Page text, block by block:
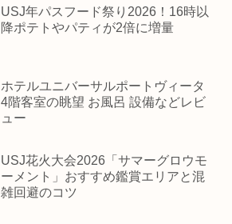
USJ年パスフード祭り2026！16時以
降ポテトやパティが2倍に増量
ホテルユニバーサルポートヴィータ
4階客室の眺望 お風呂 設備などレビ
ュー
USJ花火大会2026「サマーグロウモ
ーメント」おすすめ鑑賞エリアと混
雑回避のコツ